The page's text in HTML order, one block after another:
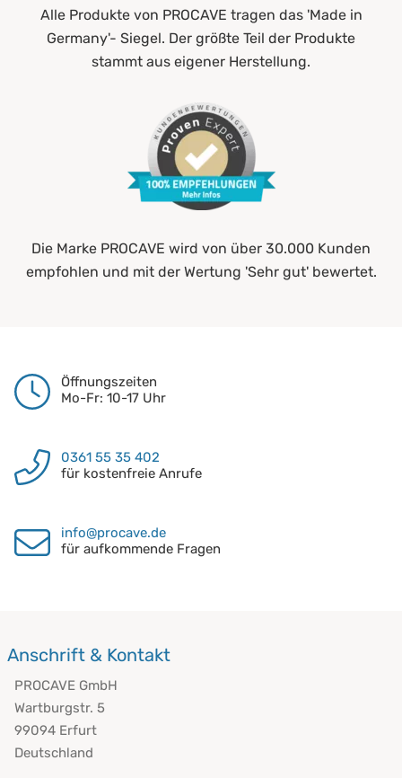
Alle Produkte von PROCAVE tragen das 'Made in
Germany'- Siegel. Der größte Teil der Produkte
stammt aus eigener Herstellung.
Die Marke PROCAVE wird von über 30.000 Kunden
empfohlen und mit der Wertung 'Sehr gut' bewertet.
Öffnungszeiten
Mo-Fr: 10-17 Uhr
0361 55 35 402
für kostenfreie Anrufe
info@procave.de
für aufkommende Fragen
Anschrift & Kontakt
PROCAVE GmbH
Wartburgstr. 5
99094 Erfurt
Deutschland